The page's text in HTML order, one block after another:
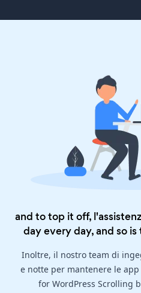
and to top it off,
day every day, and so is
Inoltre, il nostro team di
e notte per mantenere le app
for WordPress Scrolling